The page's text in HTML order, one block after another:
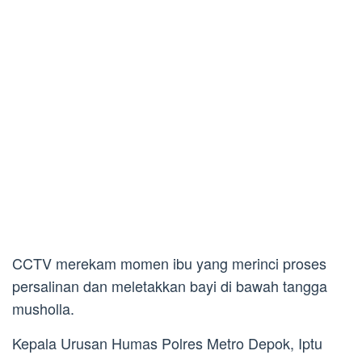
CCTV merekam momen ibu yang merinci proses
persalinan dan meletakkan bayi di bawah tangga
musholla.
Kepala Urusan Humas Polres Metro Depok, Iptu